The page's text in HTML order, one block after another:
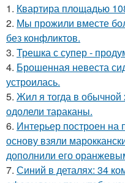
1. Квартира площадью
2. Мы прожили вместе
без конфликтов.
3. Трешка с супер -
4. Брошенная невеста
устроилась.
5. Жил я тогда в обычной
одолели тараканы.
6. Интерьер построен на
основу взяли
дополнили его
7. Синий в деталях: 34